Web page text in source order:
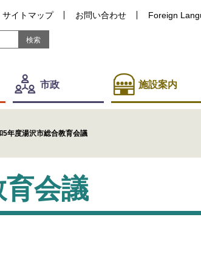
サイトマップ お問い合わせ Foreign
市政 施設案内
5年度湯沢市総合教育会議
会議